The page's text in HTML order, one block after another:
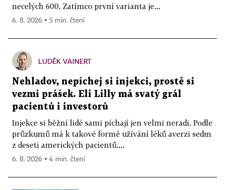
necelých 600. Zatímco první varianta je...
6. 8. 2026 ▪ 5 min. čtení
LUDĚK VAINERT
Nehladov, nepíchej si injekci, prostě si
vezmi prášek. Eli Lilly má svatý grál
pacientů i investorů
Injekce si běžní lidé sami píchají jen velmi neradi. Podle
průzkumů má k takové formě užívání léků averzi sedm
z deseti amerických pacientů....
6. 8. 2026 ▪ 4 min. čtení